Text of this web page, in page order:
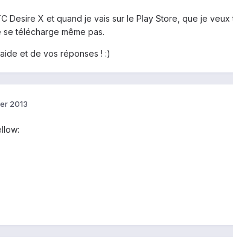
Desire X et quand je vais sur le Play Store, que je
télécharge même pas.
et de vos réponses ! :)
2013